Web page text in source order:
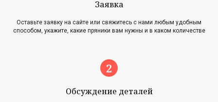
Заявка
Оставьте заявку на сайте или свяжитесь с нами любым удобным
способом, укажите, какие пряники вам нужны и в каком количестве
Обсуждение деталей